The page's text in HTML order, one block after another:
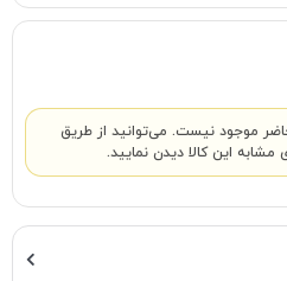
حاضر موجود نیست. می‌توانید از طریق
مشابه این کالا دیدن نمایید.